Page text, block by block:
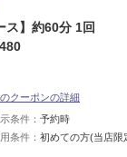
ス】約60分 1回
のクーポンの詳細
条件： 予約時
条件： 初めての方(当店限